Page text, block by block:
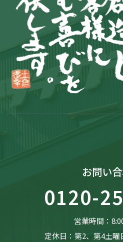
お問い
0120-
営業時間：
定休日：第2、第4土曜